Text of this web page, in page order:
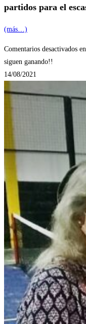
partidos para el
(más…)
Comentarios desactivados
siguen ganando!!
14/08/2021